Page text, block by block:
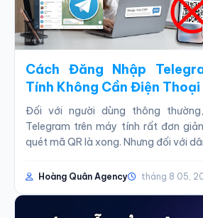
Cách Đăng Nhập
Tính Không Cần Điện Thoại
Đối với người dùng thông
Telegram trên máy tính rất đơn
quét mã QR là xong. Nhưng đối với
Hoàng Quân Agency tháng 8 05,